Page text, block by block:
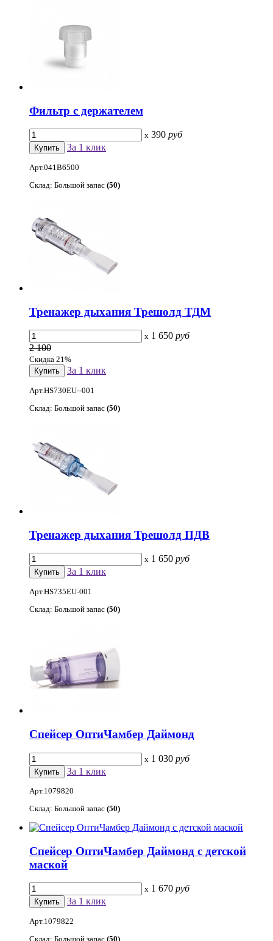
Фильтр с держателем
x 390 руб
За 1 клик
Арт.041B6500
Склад: Большой запас (50)
Тренажер дыхания Трешолд ТДМ
x 1 650 руб
2 100
Скидка 21%
За 1 клик
Арт.HS730EU--001
Склад: Большой запас (50)
Тренажер дыхания Трешолд ПДВ
x 1 650 руб
За 1 клик
Арт.HS735EU-001
Склад: Большой запас (50)
Cпейсер ОптиЧамбер Даймонд
x 1 030 руб
За 1 клик
Арт.1079820
Склад: Большой запас (50)
Cпейсер ОптиЧамбер Даймонд с детской
маской
x 1 670 руб
За 1 клик
Арт.1079822
Склад: Большой запас (50)